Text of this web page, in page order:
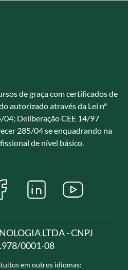
de graça com certificados de
autorizado através da Lei nº
04; Deliberação CEE 14/97
285/04 se enquadrando na
de nível básico.
LTDA - CNPJ
0001-08
em outros idiomas: